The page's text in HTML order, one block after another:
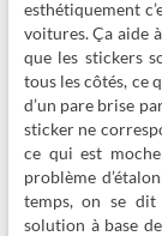
esthétiquement
voitures. Ça aide
que les stickers
tous les côtés, ce
d’un pare brise
sticker ne
ce qui est
problème
temps, on se
solution à base